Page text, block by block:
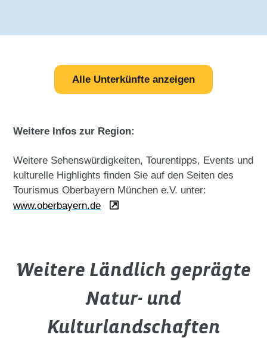
Alle Unterkünfte anzeigen
Weitere Infos zur Region:
Weitere Sehenswürdigkeiten, Tourentipps, Events und
kulturelle Highlights finden Sie auf den Seiten des
Tourismus Oberbayern München e.V. unter:
www.oberbayern.de
Weitere Ländlich geprägte
Natur- und
Kulturlandschaften